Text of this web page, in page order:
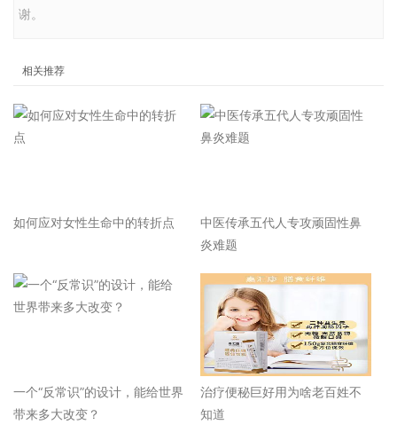
谢。
相关推荐
如何应对女性生命中的转折点
中医传承五代人专攻顽固性鼻
炎难题
一个“反常识”的设计，能给世界
带来多大改变？
治疗便秘巨好用为啥老百姓不
知道